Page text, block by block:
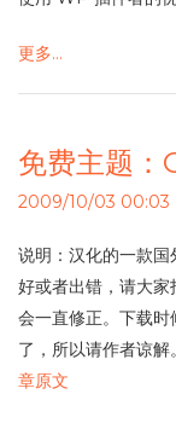
更多…
免费主题
2009/10/03 00:03
说明：汉化的一款
好或者出错，请大
会一直修正。下载
了，所以请作者谅解
章原文